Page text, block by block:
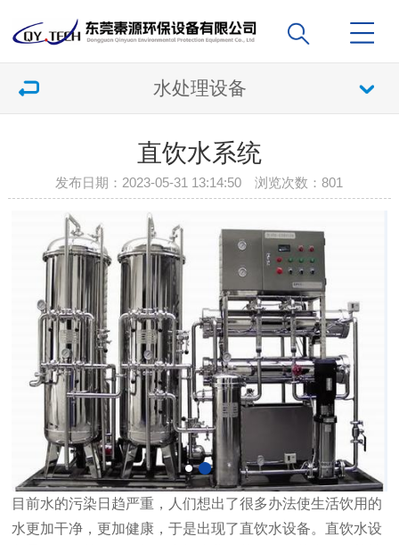
水处理设备
直饮水系统
发布日期：2023-05-31 13:14:50 浏览次数：801
目前水的污染日趋严重，人们想出了很多办法使生活饮用的
水更加干净，更加健康，于是出现了直饮水设备。直饮水设